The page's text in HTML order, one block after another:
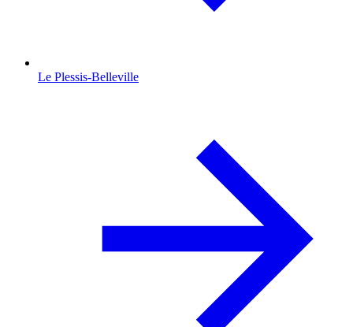
Le Plessis-Belleville